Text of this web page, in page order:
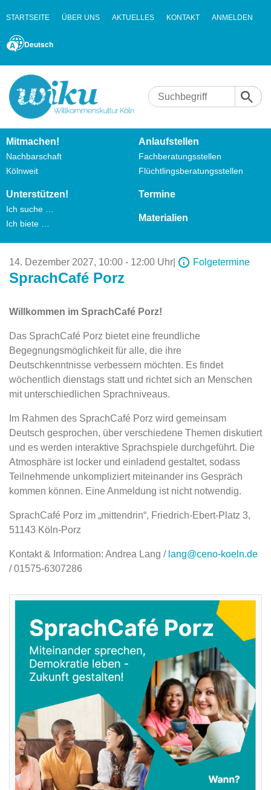
STARTSEITE ÜBER UNS AKTUELLES KONTAKT ANMELDEN
Deutsch
Mitmachen!
Nachbarschaft
Kölnweit
Anlaufstellen
Fachberatungsstellen
Flüchtlingsberatungsstellen
Unterstützen!
Ich suche …
Ich biete …
Termine
Materialien
14. Dezember 2027, 10:00 - 12:00 Uhr Folgetermine
SprachCafé Porz
Willkommen im SprachCafé Porz!
Das SprachCafé Porz bietet eine freundliche
Begegnungsmöglichkeit für alle, die ihre
Deutschkenntnisse verbessern möchten. Es findet
wöchentlich dienstags statt und richtet sich an Menschen
mit unterschiedlichen Sprachniveaus.
Im Rahmen des SprachCafé Porz wird gemeinsam
Deutsch gesprochen, über verschiedene Themen diskutiert
und es werden interaktive Sprachspiele durchgeführt. Die
Atmosphäre ist locker und einladend gestaltet, sodass
Teilnehmende unkompliziert miteinander ins Gespräch
kommen können. Eine Anmeldung ist nicht notwendig.
SprachCafé Porz im „mittendrin“, Friedrich-Ebert-Platz 3,
51143 Köln-Porz
Kontakt & Information: Andrea Lang / lang@ceno-koeln.de
/ 01575-6307286